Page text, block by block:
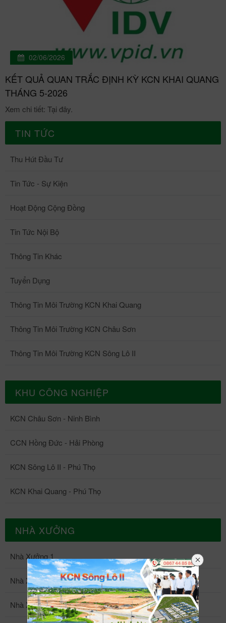
02/06/2026
KẾT QUẢ QUAN TRẮC ĐỊNH KỲ KCN KHAI QUANG
THÁNG 5-2026
Xem chi tiết: Tại đây.
TIN TỨC
Thu Hút Đầu Tư
Tin Tức - Sự Kiện
Hoạt Động Cộng Đồng
Tin Tức Nội Bộ
Thông Tin Khác
Tuyển Dụng
Thông Tin Môi Trường KCN Khai Quang
Thông Tin Môi Trường KCN Châu Sơn
Thông Tin Môi Trường KCN Sông Lô II
KHU CÔNG NGHIỆP
KCN Châu Sơn - Ninh Bình
CCN Hồng Đức - Hải Phòng
KCN Sông Lô II - Phú Thọ
KCN Khai Quang - Phú Thọ
NHÀ XƯỞNG
Nhà Xưởng 1
Nhà Xưởng 2
Nhà Xưởng 3